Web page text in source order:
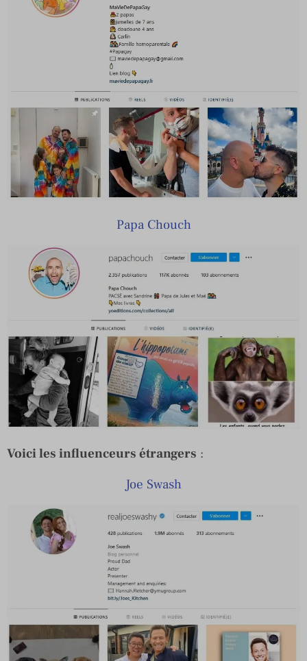
Papa Chouch
Voici les influenceurs étrangers :
Joe Swash